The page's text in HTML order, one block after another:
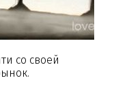
со своей